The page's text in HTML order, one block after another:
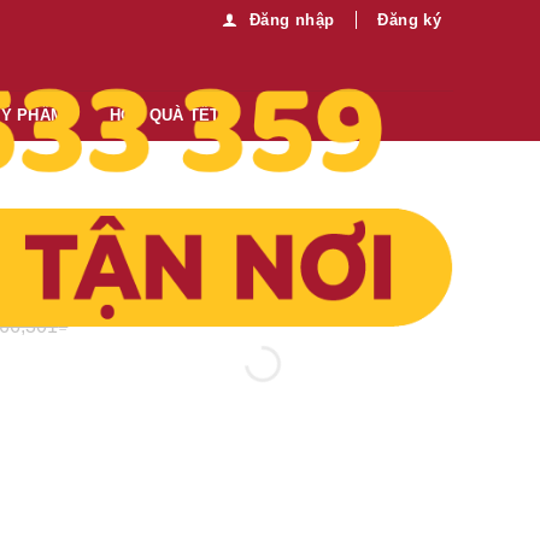
Đăng nhập Đăng ký
PHẨM HỘP QUÀ TẾT
66,301₫
Thông tin thêm:
Mua sỉ vui lòng liên hệ chúng tôi:
0989.330.683 Gửi tin nhắn